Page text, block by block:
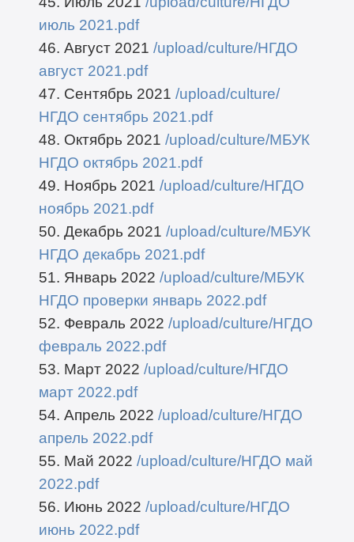
июль 2021.pdf
46. Август 2021 /upload/culture/НГДО
август 2021.pdf
47. Сентябрь 2021 /upload/culture/
НГДО сентябрь 2021.pdf
48. Октябрь 2021 /upload/culture/МБУК
НГДО октябрь 2021.pdf
49. Ноябрь 2021 /upload/culture/НГДО
ноябрь 2021.pdf
50. Декабрь 2021 /upload/culture/МБУК
НГДО декабрь 2021.pdf
51. Январь 2022 /upload/culture/МБУК
НГДО проверки январь 2022.pdf
52. Февраль 2022 /upload/culture/НГДО
февраль 2022.pdf
53. Март 2022 /upload/culture/НГДО
март 2022.pdf
54. Апрель 2022 /upload/culture/НГДО
апрель 2022.pdf
55. Май 2022 /upload/culture/НГДО май
2022.pdf
56. Июнь 2022 /upload/culture/НГДО
июнь 2022.pdf